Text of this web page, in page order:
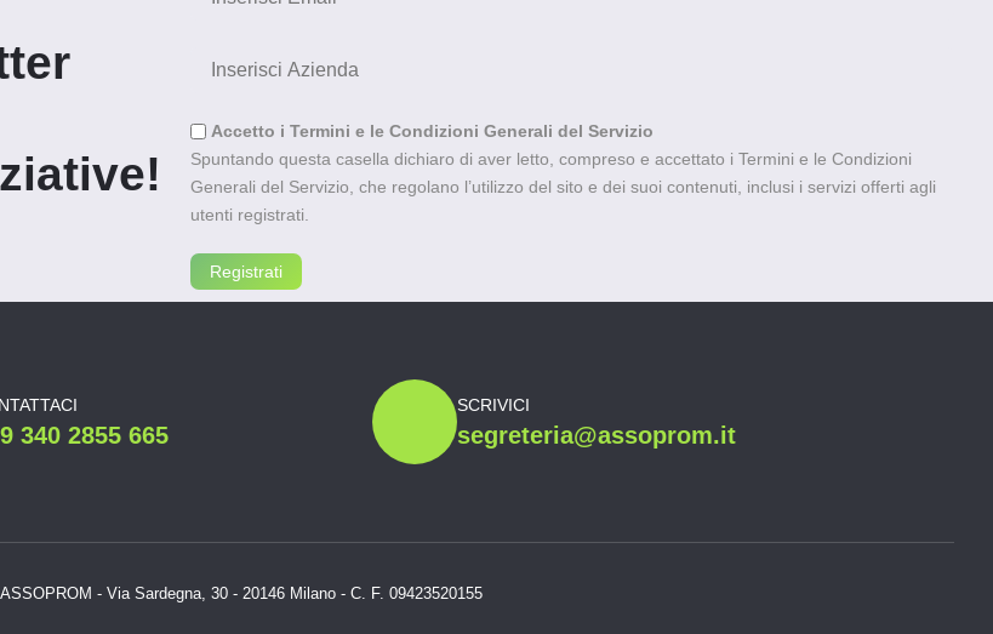
Accetto i Termini e le Condizioni Generali del Servizio
Spuntando questa casella dichiaro di aver letto, compreso e accettato i Termini e le Condizioni
Generali del Servizio, che regolano l’utilizzo del sito e dei suoi contenuti, inclusi i servizi offerti agli
utenti registrati.
340 2855 665
SCRIVICI
segreteria@assoprom.it
- Via Sardegna, 30 - 20146 Milano - C. F. 09423520155